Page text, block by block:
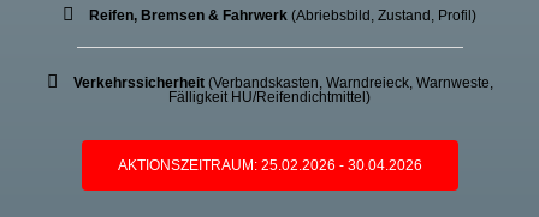
Reifen, Bremsen & Fahrwerk (Abriebsbild, Zustand, Profil)
Verkehrssicherheit (Verbandskasten, Warndreieck, Warnweste,
Fälligkeit HU/Reifendichtmittel)
AKTIONSZEITRAUM: 25.02.2026 - 30.04.2026